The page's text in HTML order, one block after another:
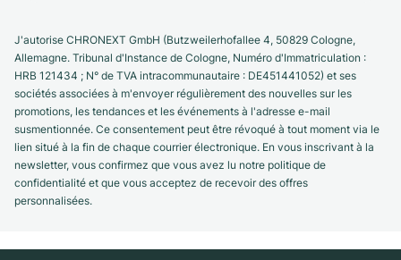
J'autorise CHRONEXT GmbH (Butzweilerhofallee 4, 50829 Cologne,
Allemagne. Tribunal d'Instance de Cologne, Numéro d'Immatriculation :
HRB 121434 ; N° de TVA intracommunautaire : DE451441052) et ses
sociétés associées à m'envoyer régulièrement des nouvelles sur les
promotions, les tendances et les événements à l'adresse e-mail
susmentionnée. Ce consentement peut être révoqué à tout moment via le
lien situé à la fin de chaque courrier électronique. En vous inscrivant à la
newsletter, vous confirmez que vous avez lu notre politique de
confidentialité et que vous acceptez de recevoir des offres
personnalisées.